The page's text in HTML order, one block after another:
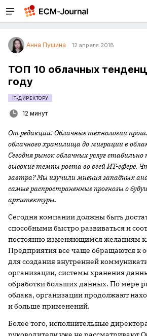
Анна Пушина 12 апреля 2018
ТОП 10 облачных
году
IT-ДИРЕКТОРУ
12 минут
От редакции: Облачные технологии
облачного хранилища до миграции в
Сегодня рынок облачных услуг
высокие темпы роста во всей ИТ-сфере.
завтра? Мы изучили мнения западных
самые распространенные прогнозы о
архитектуры.
Сегодня компании должны быть
способными быстро развиваться и
постоянно изменяющимся желаниям
Предприятия все чаще обращаются к
для создания внутренней
организации, системы хранения
обработки больших данных. По мере
облака, организации продолжают
и больше применений.
Более того, исполнительные